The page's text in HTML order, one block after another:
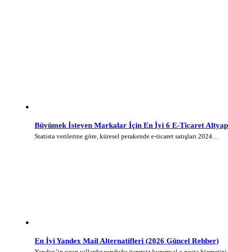
Büyümek İsteyen Markalar İçin En İyi 6 E-Ticaret
Statista verilerine göre, küresel perakende e-ticaret satışları 2024…
En İyi Yandex Mail Alternatifleri (2026 Güncel Rehber)